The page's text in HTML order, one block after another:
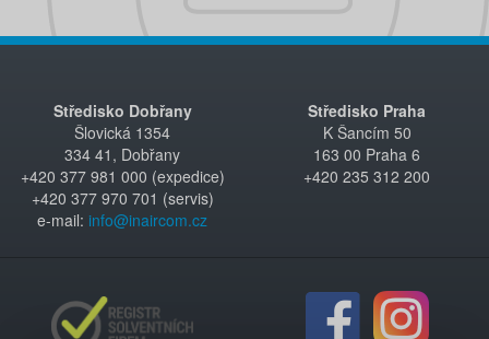
Středisko Dobřany
Šlovická 1354
334 41, Dobřany
+420 377 981 000 (expedice)
+420 377 970 701 (servis)
e-mail: info@inaircom.cz
Středisko Praha
K Šancím 50
163 00 Praha 6
+420 235 312 200